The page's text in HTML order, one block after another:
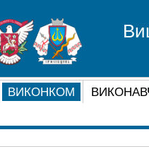
ВИКОНКОМ